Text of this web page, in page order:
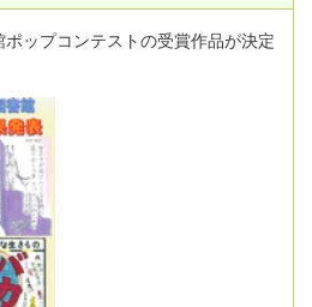
ップコンテストの受賞作品が決定